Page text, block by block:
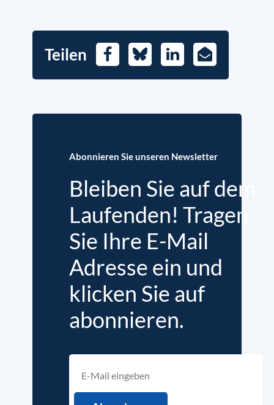
Teilen FacebookBlueskyLinkedIn
E-
Mail
Abonnieren Sie unseren Newsletter
Bleiben Sie auf dem
Laufenden! Tragen
Sie Ihre E-Mail
Adresse ein und
klicken Sie auf
abonnieren.